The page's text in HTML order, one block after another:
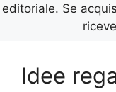
editoriale. Se
Idee